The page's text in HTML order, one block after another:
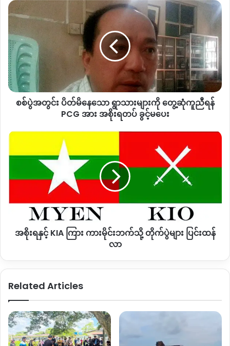
ဆိုင်း (ကြူကုတ်) ရဲစခန်းတွင် ပုဒ်မ ၃၀၂ ဖြင့် အမှုဖွင့်ထားသည်ဟု
သူက ဆိုသည်။
ကချင်နှစ်ခြင်းခရစ်ယာန်အဖွဲ့ KBC ၏ စေတနာဝန်ထမ်း
ကျောင်းဆရာမနှစ်ဦး သေဆုံးမှုကို တနိုင်ငံလုံးရှိ KBC အသင်းသူ၊
သားများသာမက ကချင်တစ်မျိုးသားလုံး ဝမ်းနည်းကြေကွဲခဲ့ရ
ကြောင်း၊ စုပေါင်းဆုတောင်းခြင်း သို့မဟုတ် သီးသန့် ဆုတောင်း
ဝတ်ပြုခြင်းများ ပြုလုပ်ကြရန် KBC က ဇန်နဝါရီလ ၂၁ ရက်က
ကချင်ဘာသာဖြင့် ကြေငြာချက် ထုတ်ပြန်၍ တိုက်တွန်းလိုက်သည်။
KBC မှ စေလွှတ်လိုက်သော ကျောင်းဆရာမနှစ်ဦးသည် အဓမ္မပြု
ကျင့်၍ ညှင်းပန်းနှိပ်စက်သတ်ဖြတ်ခံခဲ့ရကြောင်းနှင့် အဆိုပါ အစိုးရ
တပ် ခမရ ၅၀၃ တပ်ဖွဲ့သည် ဇန်နဝါရီလ ၁၇ ရက်မှစ၍ ကောင်းခါး
ကျေးရွာတွင် အခြေချခဲ့ကြောင်း ဖော်ပြထားသည်။
၁၉၉၅ ခုနှစ်မှစတင်၍ KBC က ပညာရေးသင်ကြားပေးမည့် စေတ
နာ့ ဆရာ၊ ဆရာမကို ပို့ဆောင်ခဲ့သည်မှာ နှစ်ပေါင်း ၂၀ နှစ် ရှိခဲ့ပြီ
ဖြစ်ကြောင်း၊ တာဝန်ကျနေရာဒေသမှ ဘာသာမရွေး ဒေသခံများ၏
ချစ်ခင်မှုလည်း ခံရသည်ဟု ဆိုသည်။
၎င်းတို့နှစ်ဦး၏ ရုပ်အလောင်းကို မူဆယ်ဆေးရုံမှ မြစ်ကြီးနားမြို့သို့
သို့မဟုတ် ၂၃ ရက်တွင် KBC မှ တာဝန်ယူ၍ သဂြိုလ်မည်
ဖြစ်ကြောင်း ထုတ်ပြန်လိုက်သည်။
ဇန်နဝါရီလ ၁၉ ရက် ညသန်းခေါင်ယံချိန်တွင် ကောင်းခါး ကချင်နှစ်
ခြင်းခရစ်ယာန်ဘုရားကျောင်းဝင်းရှိ နေအိမ်တွင် အသက် ၂၀ နှစ်
စစ်ပွဲ
အတွင်း
မိ
နေ
သော
ရွာသား
များ
ကို
တွေ့ဆုံ
PCG
အစိုးရ
ခွင့်
စစ်ပွဲအတွင်း ပိတ်မိနေသော ရွာသားများကို တွေ့ဆုံကူညီရန်
PCG အား အစိုးရတပ် ခွင့်မပေး
အစိုးရ
KIA
ကား
များ
ပြင်းထန်
အစိုးရနှင့် KIA ကြား ကားမိုင်းဘက်သို့ တိုက်ပွဲများ ပြင်းထန်
လာ
Related Articles